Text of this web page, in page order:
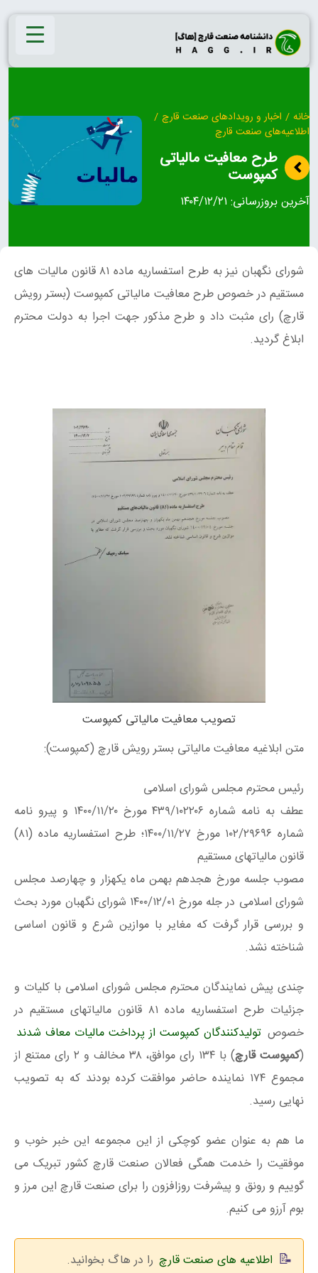
Skip
content
خانه / اخبار و رویدادهای صنعت قارچ /
اطلاعیه‌های صنعت قارچ
طرح معافیت مالیاتی
کمپوست
آخرین بروزرسانی: ۱۴۰۴/۱۲/۲۱
شورای نگهبان نیز به طرح استفساریه ماده ۸۱ قانون مالیات های
مستقیم در خصوص طرح معافیت مالیاتی کمپوست (بستر رویش
قارچ) رای مثبت داد و طرح مذکور جهت اجرا به دولت محترم
ابلاغ گردید.
تصویب معافیت مالیاتی کمپوست
متن ابلاغیه معافیت مالیاتی بستر رویش قارچ (کمپوست):
رئیس محترم مجلس شورای اسلامی
عطف به نامه شماره ٤۳۹/۱۰۲۲۰۶ مورخ ١٤۰۰/۱۱/۲۰ و پیرو نامه
شماره ۱۰۲/۲۹٦٩٦ مورخ ۱٤۰۰/۱۱/۲۷؛ طرح استفساریه ماده (۸۱)
قانون مالیاتهای مستقیم
مصوب جلسه مورخ هجدهم بهمن ماه یکهزار و چهارصد مجلس
شورای اسلامی در جله مورخ ۱٤۰۰/۱۲/۰۱ شورای نگهبان مورد بحث
و بررسی قرار گرفت که مغایر با موازین شرع و قانون اساسی
شناخته نشد.
چندی پیش نمایندگان محترم مجلس شورای اسلامی با کلیات و
جزئیات طرح استفساریه ماده ۸۱ قانون مالیاتهای مستقیم در
خصوص تولیدکنندگان کمپوست از پرداخت مالیات معاف شدند
(کمپوست قارچ
) با ۱۳۴ رای موافق، ۳۸ مخالف و ۲ رای ممتنع از
مجموع ۱۷۴ نماینده حاضر موافقت کرده بودند که به تصویب
نهایی رسید.
ما هم به عنوان عضو کوچکی از این مجموعه این خبر خوب و
موفقیت را خدمت همگی فعالان صنعت قارچ کشور تبریک می
گوییم و رونق و پیشرفت روزافزون را برای صنعت قارچ این مرز و
بوم آرزو می کنیم.
اطلاعیه های صنعت قارچ را در هاگ بخوانید.